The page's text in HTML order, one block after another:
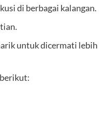
di berbagai kalangan.
untuk dicermati lebih